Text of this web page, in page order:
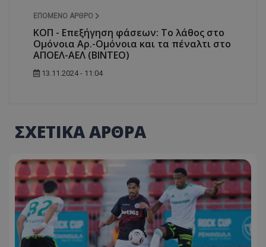
ΕΠΌΜΕΝΟ ΆΡΘΡΟ
ΚΟΠ - Επεξήγηση φάσεων: Το λάθος στο
Ομόνοια Αρ.-Ομόνοια και τα πέναλτι στο
ΑΠΟΕΛ-ΑΕΛ (ΒΙΝΤΕΟ)
13.11.2024 - 11:04
ΣΧΕΤΙΚΑ ΑΡΘΡΑ